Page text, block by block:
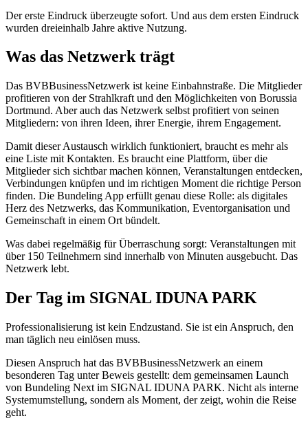
Der erste Eindruck überzeugte sofort. Und aus dem ersten Eindruck
wurden dreieinhalb Jahre aktive Nutzung.
Was das Netzwerk trägt
Das BVBBusinessNetzwerk ist keine Einbahnstraße. Die Mitglieder
profitieren von der Strahlkraft und den Möglichkeiten von Borussia
Dortmund. Aber auch das Netzwerk selbst profitiert von seinen
Mitgliedern: von ihren Ideen, ihrer Energie, ihrem Engagement.
Damit dieser Austausch wirklich funktioniert, braucht es mehr als
eine Liste mit Kontakten. Es braucht eine Plattform, über die
Mitglieder sich sichtbar machen können, Veranstaltungen entdecken,
Verbindungen knüpfen und im richtigen Moment die richtige Person
finden. Die Bundeling App erfüllt genau diese Rolle: als digitales
Herz des Netzwerks, das Kommunikation, Eventorganisation und
Gemeinschaft in einem Ort bündelt.
Was dabei regelmäßig für Überraschung sorgt: Veranstaltungen mit
über 150 Teilnehmern sind innerhalb von Minuten ausgebucht. Das
Netzwerk lebt.
Der Tag im SIGNAL IDUNA PARK
Professionalisierung ist kein Endzustand. Sie ist ein Anspruch, den
man täglich neu einlösen muss.
Diesen Anspruch hat das BVBBusinessNetzwerk an einem
besonderen Tag unter Beweis gestellt: dem gemeinsamen Launch
von Bundeling Next im SIGNAL IDUNA PARK. Nicht als interne
Systemumstellung, sondern als Moment, der zeigt, wohin die Reise
geht.